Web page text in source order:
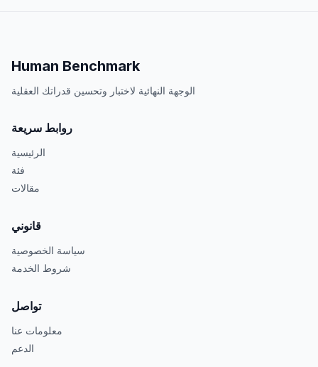
Human Benchmark
الوجهة النهائية لاختبار وتحسين قدراتك العقلية
روابط سريعة
الرئيسية
فئة
مقالات
قانوني
سياسة الخصوصية
شروط الخدمة
تواصل
معلومات عنا
الدعم